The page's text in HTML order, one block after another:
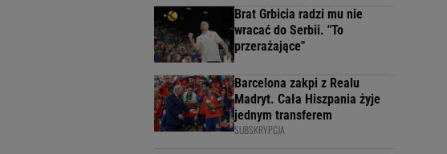
Brat Grbicia radzi mu nie
wracać do Serbii. "To
przerażające"
Barcelona zakpi z Realu
Madryt. Cała Hiszpania żyje
jednym transferem
SUBSKRYPCJA